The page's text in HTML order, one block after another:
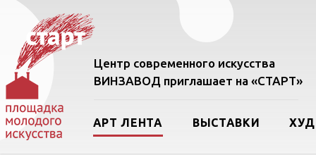
Центр современного искусства
ВИНЗАВОД приглашает на «СТАРТ»
АРТ ЛЕНТА ВЫСТАВКИ